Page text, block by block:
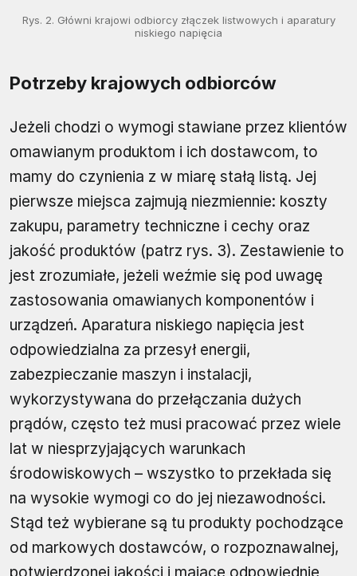
Rys. 2. Główni krajowi odbiorcy złączek listwowych i aparatury
niskiego napięcia
Potrzeby krajowych odbiorców
Jeżeli chodzi o wymogi stawiane przez klientów
omawianym produktom i ich dostawcom, to
mamy do czynienia z w miarę stałą listą. Jej
pierwsze miejsca zajmują niezmiennie: koszty
zakupu, parametry techniczne i cechy oraz
jakość produktów (patrz rys. 3). Zestawienie to
jest zrozumiałe, jeżeli weźmie się pod uwagę
zastosowania omawianych komponentów i
urządzeń. Aparatura niskiego napięcia jest
odpowiedzialna za przesył energii,
zabezpieczanie maszyn i instalacji,
wykorzystywana do przełączania dużych
prądów, często też musi pracować przez wiele
lat w niesprzyjających warunkach
środowiskowych – wszystko to przekłada się
na wysokie wymogi co do jej niezawodności.
Stąd też wybierane są tu produkty pochodzące
od markowych dostawców, o rozpoznawalnej,